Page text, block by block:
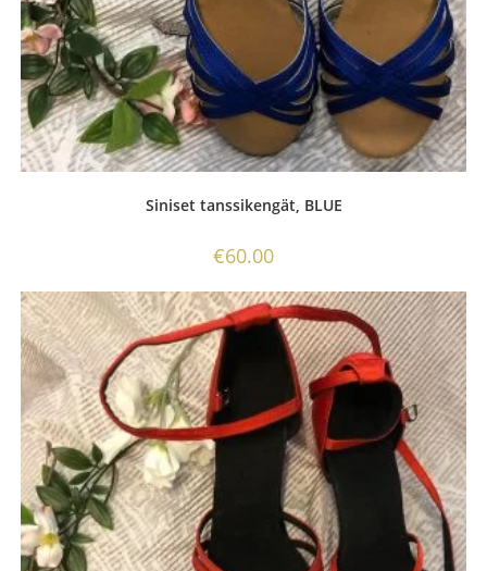
Siniset tanssikengät, BLUE
€60.00